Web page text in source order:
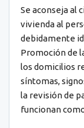
​​Se aconseja al
vivienda al
debidamente
Promoción de
los domicilios
síntomas,
la revisión de
funcionan